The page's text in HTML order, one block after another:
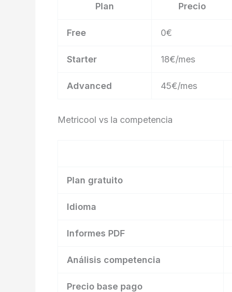
Plan Precio
Free 0€
Starter 18€/mes
Advanced 45€/mes
Metricool vs la competencia
Plan gratuito
Idioma
Informes PDF
Análisis competencia
Precio base pago